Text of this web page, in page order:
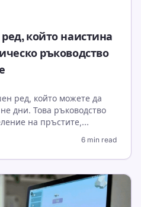
който наистина
ръководство
ред, който можете да
дни. Това ръководство
на пръстите,
6 min read